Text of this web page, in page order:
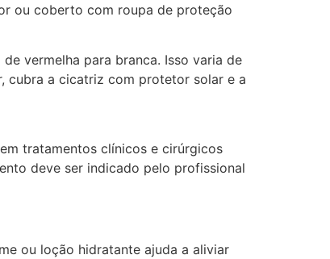
ou coberto com roupa de proteção
vermelha para branca. Isso varia de
cubra a cicatriz com protetor solar e a
tratamentos clínicos e cirúrgicos
deve ser indicado pelo profissional
ou loção hidratante ajuda a aliviar